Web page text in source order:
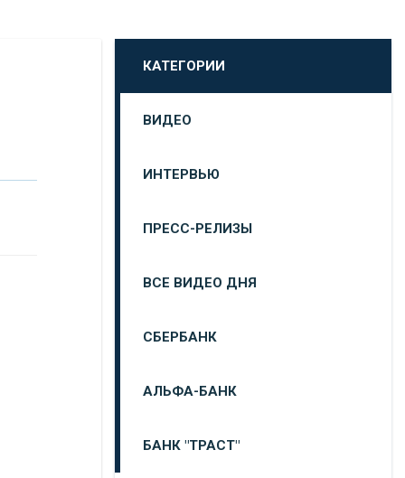
КАТЕГОРИИ
ВИДЕО
ИНТЕРВЬЮ
ПРЕСС-РЕЛИЗЫ
ВСЕ ВИДЕО ДНЯ
СБЕРБАНК
АЛЬФА-БАНК
БАНК "ТРАСТ"